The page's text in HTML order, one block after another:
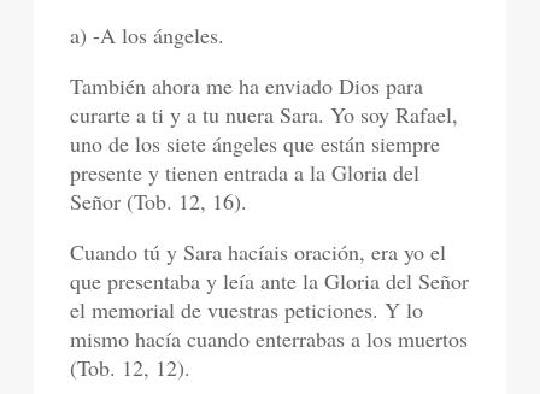
a) -A los ángeles.
También ahora me ha enviado Dios para
curarte a ti y a tu nuera Sara. Yo soy Rafael,
uno de los siete ángeles que están siempre
presente y tienen entrada a la Gloria del
Señor (Tob. 12, 16).
Cuando tú y Sara hacíais oración, era yo el
que presentaba y leía ante la Gloria del Señor
el memorial de vuestras peticiones. Y lo
mismo hacía cuando enterrabas a los muertos
(Tob. 12, 12).